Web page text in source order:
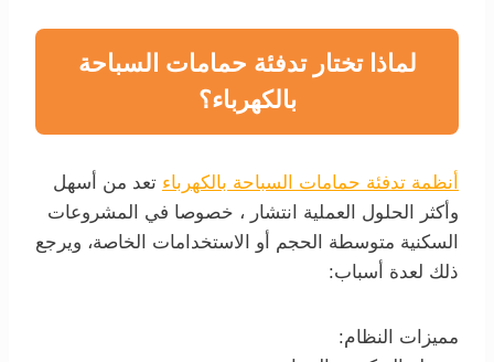
لماذا تختار تدفئة حمامات السباحة
بالكهرباء؟
أنظمة تدفئة حمامات السباحة بالكهرباء تعد من أسهل
وأكثر الحلول العملية انتشار ، خصوصا في المشروعات
السكنية متوسطة الحجم أو الاستخدامات الخاصة، ويرجع
ذلك لعدة أسباب:
مميزات النظام: